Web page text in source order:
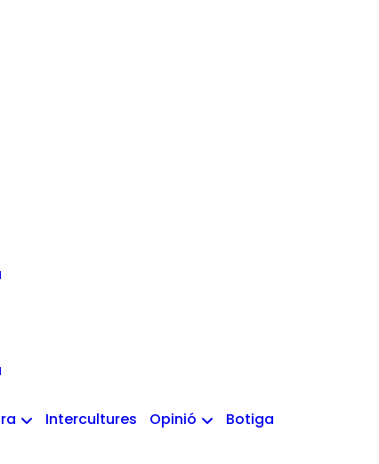
Intercultures Opinió Botiga